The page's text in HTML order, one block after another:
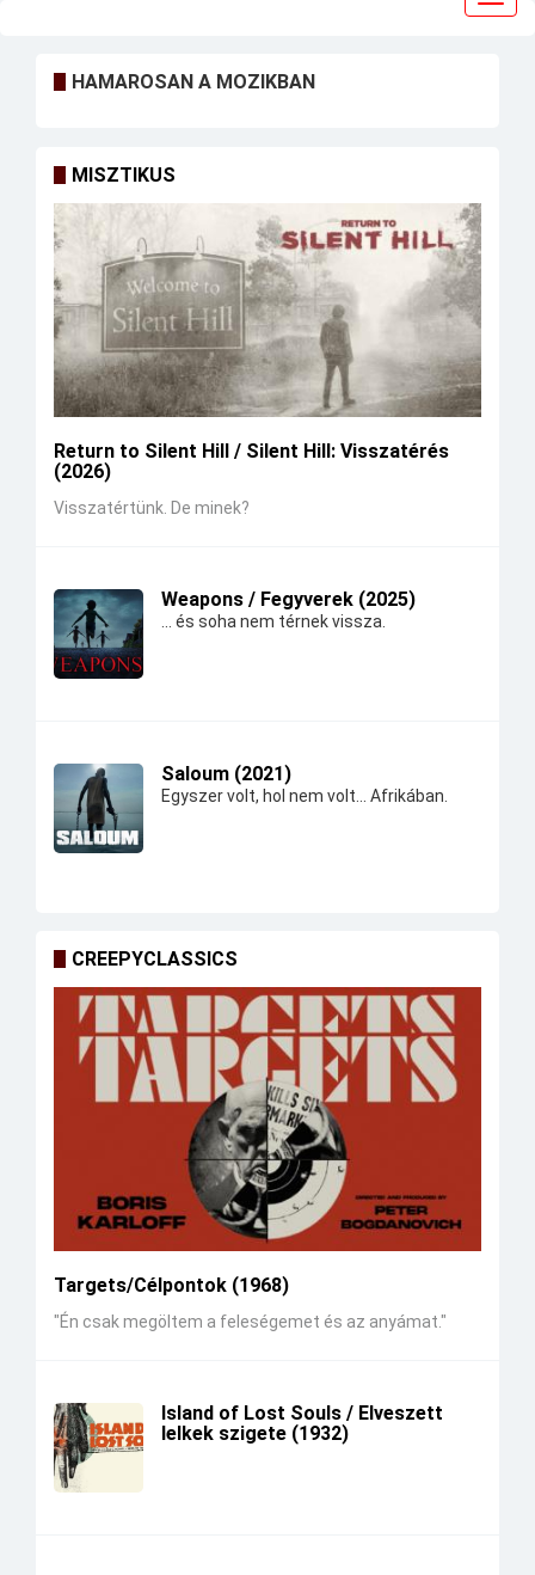
HAMAROSAN A MOZIKBAN
MISZTIKUS
Return to Silent Hill / Silent Hill: Visszatérés
(2026)
Visszatértünk. De minek?
Weapons / Fegyverek (2025)
... és soha nem térnek vissza.
Saloum (2021)
Egyszer volt, hol nem volt... Afrikában.
CREEPYCLASSICS
Targets/Célpontok (1968)
"Én csak megöltem a feleségemet és az anyámat."
Island of Lost Souls / Elveszett
lelkek szigete (1932)